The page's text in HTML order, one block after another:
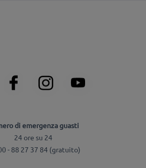
di emergenza guasti
24 ore su 24
- 88 27 37 84 (gratuito)